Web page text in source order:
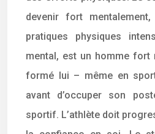
devenir fort
pratiques physiques
mental, est un homme fort
formé lui – même en
avant d’occuper son
sportif. L’athlète doit